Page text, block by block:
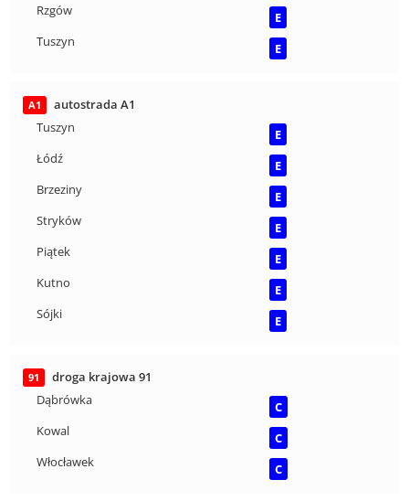
Rzgów
E
Tuszyn
E
A1
autostrada A1
Tuszyn
E
Łódź
E
Brzeziny
E
Stryków
E
Piątek
E
Kutno
E
Sójki
E
91
droga krajowa 91
Dąbrówka
C
Kowal
C
Włocławek
C